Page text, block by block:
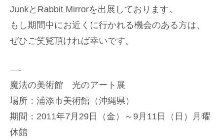
JunkとRabbit Mirrorを出展しております。
もし期間中にお近くに行かれる機会のある方は、
ぜひご笑覧頂ければ幸いです。
—-
魔法の美術館 光のアート展
場所：浦添市美術館（沖縄県）
期間：2011年7月29日（金）～9月11日（日）月曜
休館